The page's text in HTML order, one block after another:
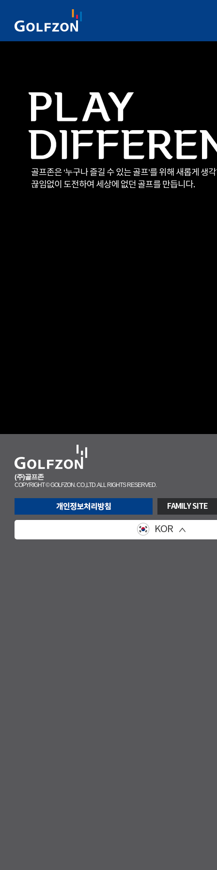
골프존은 ‘누구나 즐길 수 있는 골프’를 위해 새롭게 생
끊임없이 도전하여 세상에 없던 골프를 만듭니다.
(주)골프존
COPYRIGHT © GOLFZON. CO.,LTD. ALL RIGHTS RESERVED.
FAMILY SITE
KOR